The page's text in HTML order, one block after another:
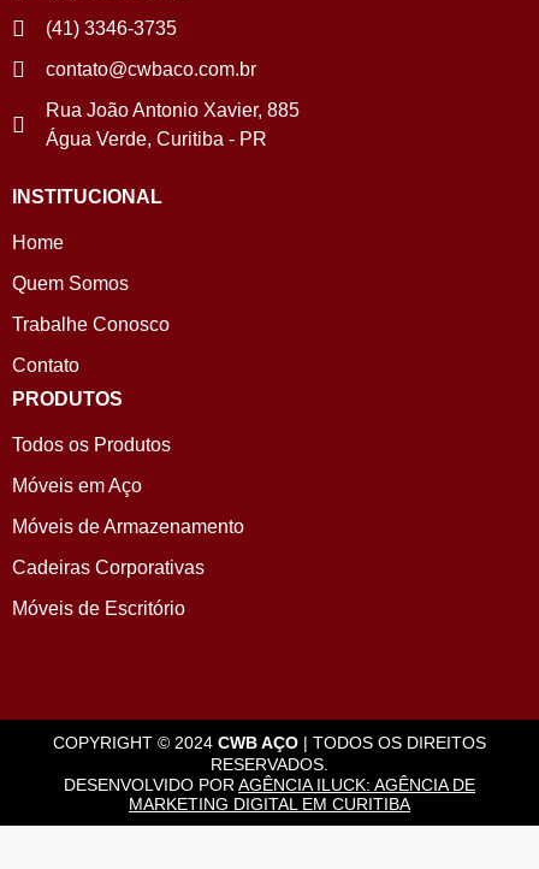
(41) 3346-3735
contato@cwbaco.com.br
Rua João Antonio Xavier, 885
Água Verde, Curitiba - PR
INSTITUCIONAL
Home
Quem Somos
Trabalhe Conosco
Contato
PRODUTOS
Todos os Produtos
Móveis em Aço
Móveis de Armazenamento
Cadeiras Corporativas
Móveis de Escritório
COPYRIGHT © 2024 CWB AÇO | TODOS OS DIREITOS
RESERVADOS.
DESENVOLVIDO POR AGÊNCIA ILUCK: AGÊNCIA DE
MARKETING DIGITAL EM CURITIBA